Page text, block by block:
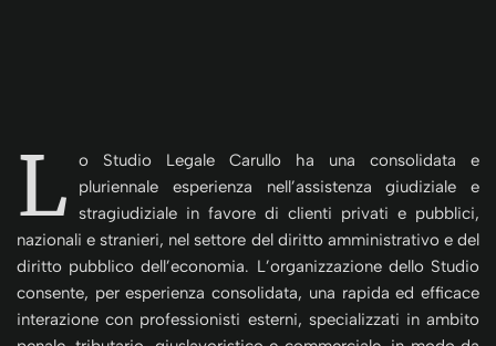
L
o Studio Legale Carullo ha una consolidata e
pluriennale esperienza nell’assistenza giudiziale e
stragiudiziale in favore di clienti privati e pubblici,
nazionali e stranieri, nel settore del diritto amministrativo e del
diritto pubblico dell’economia. L’organizzazione dello Studio
consente, per esperienza consolidata, una rapida ed efficace
interazione con professionisti esterni, specializzati in ambito